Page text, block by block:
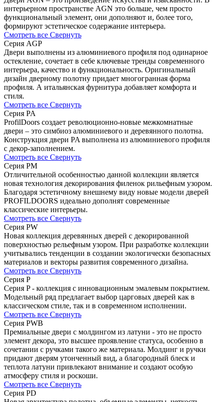
интерьерном пространстве AGN это больше, чем просто
функциональный элемент, они дополняют и, более того,
формируют эстетическое содержание интерьера.
Смотреть все Свернуть
Серия AGP
Двери выполнены из алюминиевого профиля под одинарное
остекление, сочетает в себе ключевые тренды современного
интерьера, качество и функциональность. Оригинальный
дизайн дверному полотну придает многогранная форма
профиля. А итальянская фурнитура добавляет комфорта и
стиля.
Смотреть все Свернуть
Серия PA
ProfilDoors создает революционно-новые межкомнатные
двери – это симбиоз алюминиевого и деревянного полотна.
Конструкция двери PA выполнена из алюминиевого профиля
с декор-заполнением.
Смотреть все Свернуть
Серия PM
Отличительной особенностью данной коллекции является
новая технология декорирования филенок рильефным узором.
Благодаря эстетичному внешнему виду новые модели дверей
PROFILDOORS идеально дополнят современные
классические интерьеры.
Смотреть все Свернуть
Серия PW
Новая коллекция деревянных дверей с декорированной
поверхностью рельефным узором. При разработке коллекции
учитывались тенденции в создании экологически безопасных
материалов и векторы развития современного дизайна.
Смотреть все Свернуть
Серия P
Серия P - коллекция с инновационным эмалевым покрытием.
Модельный ряд предлагает выбор царговых дверей как в
классическом стиле, так и в современном исполнении.
Смотреть все Свернуть
Серия PWB
Премиальные двери с молдингом из латуни - это не просто
элемент декора, это высшее проявление статуса, особенно в
сочетании с ручками такого же материала. Молдинг и ручки
придают дверям утонченный вид, а благородный блеск и
теплота латуни привлекают внимание и создают особую
атмосферу стиля и роскоши.
Смотреть все Свернуть
Серия PD